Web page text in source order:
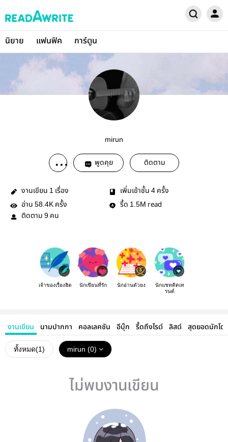
นิยาย แฟนฟิค การ์ตูน
mirun
พูดคุย ติดตาม
งานเขียน 1 เรื่อง เพิ่มเข้าชั้น 4 ครั้ง
อ่าน 58.4K ครั้ง รี้ด 1.5M read
ติดตาม 9 คน
เจ้าของเรื่องฮิต นักเขียนที่รัก นักอ่านตัวยง
นักแชทติดเท
รนด์
งานเขียน นามปากกา คอลเลคชัน อีบุ๊ก รี้ดถึงไรต์ ลิสต์ สุดยอดนักโด
ทั้งหมด(1) mirun (0)
ไม่พบงานเขียน